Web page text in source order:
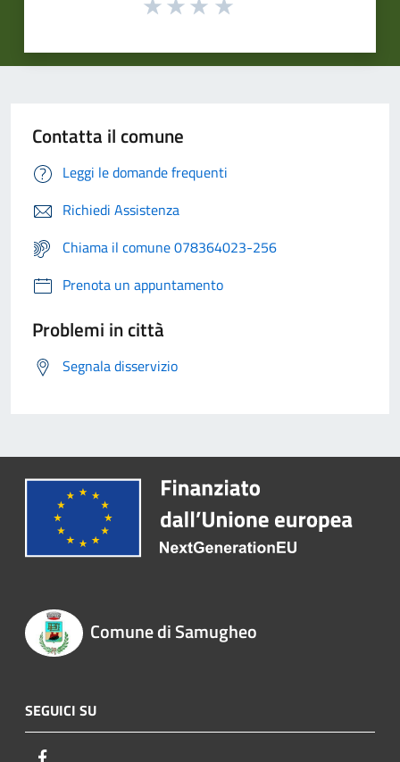
Contatta il comune
Leggi le domande frequenti
Richiedi Assistenza
Chiama il comune 078364023-256
Prenota un appuntamento
Problemi in città
Segnala disservizio
Comune di Samugheo
SEGUICI SU